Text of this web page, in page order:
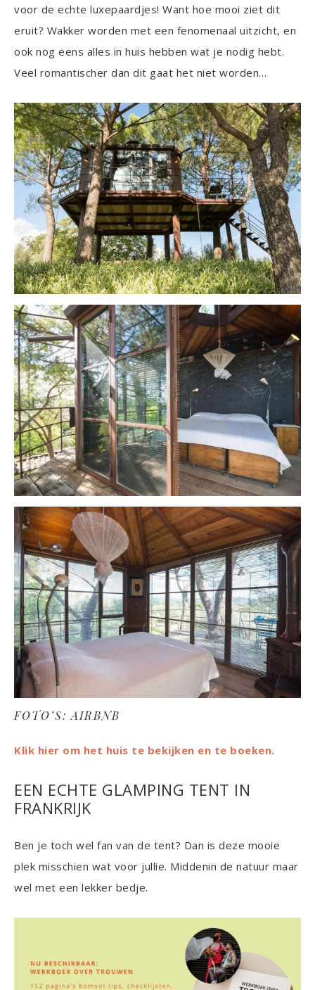
voor de echte luxepaardjes! Want hoe mooi ziet dit
eruit? Wakker worden met een fenomenaal uitzicht, en
ook nog eens alles in huis hebben wat je nodig hebt.
Veel romantischer dan dit gaat het niet worden…
FOTO’S: AIRBNB
Klik hier om het huis te bekijken en te boeken.
EEN ECHTE GLAMPING TENT IN
FRANKRIJK
Ben je toch wel fan van de tent? Dan is deze mooie
plek misschien wat voor jullie. Middenin de natuur maar
wel met een lekker bedje.